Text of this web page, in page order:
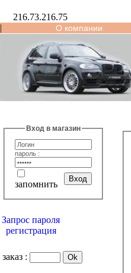
216.73.216.75
| О компании
Вход в магазин
пароль :
запомнить
Запрос пароля
регистрация
заказ :